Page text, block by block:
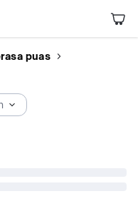
puas